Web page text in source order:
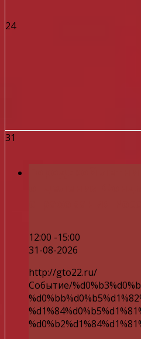
24
31
12:00 -15:00
31-08-2026
http://gto22.ru/
Событие/